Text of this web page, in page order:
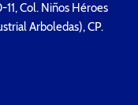
Col. Niños Héroes
Arboledas), CP.